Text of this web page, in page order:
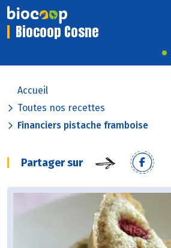
Biocoop Cosne
Accueil
Toutes nos recettes
Financiers pistache framboise
Partager sur